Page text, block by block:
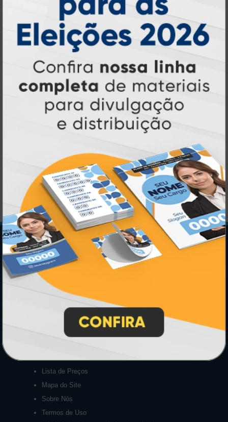
R$ 173,00
Central de Informações
Contato
Lista de Preços
Mapa do Site
Sobre Nós
Termos de Uso